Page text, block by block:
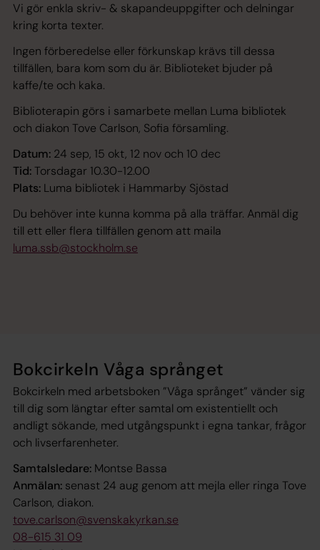
Vi gör enkla skriv- & skapandeuppgifter och delningar
kring korta texter.
Ingen förberedelse eller förkunskap krävs till dessa
tillfällen, bara kom som du är. Biblioteket bjuder på
kaffe/te och kaka.
Biblioterapin görs i samarbete mellan Luma bibliotek
och diakon Tove Carlson, Sofia församling.
Datum: 24 sep, 15 okt, 12 nov och 10 dec
Tid:Torsdagar 10.30-12.00
Plats: Luma bibliotek i Hammarby Sjöstad
Du behöver inte kunna komma på alla träffar. Anmäl dig
till ett eller flera tillfällen genom att maila
luma.ssb@stockholm.se
Bokcirkeln Våga språnget
Bokcirkeln med arbetsboken ”Våga språnget” vänder sig
till dig som längtar efter samtal om existentiellt och
andligt sökande, med utgångspunkt i egna tankar, frågor
och livserfarenheter.
Samtalsledare: Montse Bassa
Anmälan: senast 24 aug genom att mejla eller ringa Tove
Carlson, diakon.
tove.carlson@svenskakyrkan.se
08-615 31 09